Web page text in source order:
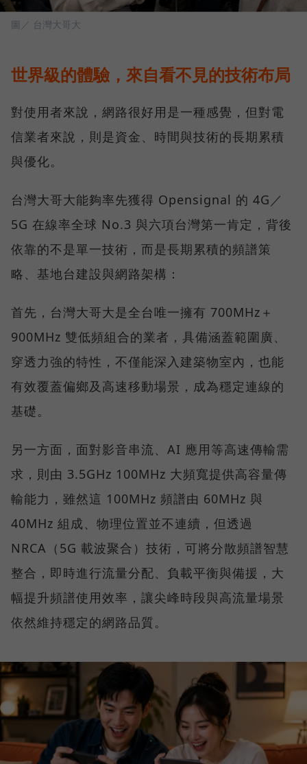
圖／ 台灣大哥大
世界級的體驗，來自看不見的技術布局
對使用者來說，網路很好用是一種感覺，但對電
信業者來說，則是資金、時間與技術的長期累積
與優化。
台灣大哥大能夠率先獲得 Opensignal 的 4G／
5G 在線率全球 No.3 與六項台灣第一肯定，背後
依靠的不是單一技術，而是長期累積的頻譜策
略、基地台建設與網路架構：
首先，台灣大哥大是全台唯一擁有 700MHz＋
900MHz 雙低頻組合的業者，具備涵蓋範圍廣、
穿透力強的特性，不僅能深入建築物室內，也能
有效覆蓋偏鄉及高速移動場景，成為穩定連線的
基礎。
另一方面，面對影音串流、AI 應用等高速傳輸需
求，則由 3.5GHz 100MHz 大頻寬提供高容量傳
輸能力，雖然這 100MHz 頻譜由 60MHz 與
40MHz 組成、物理位置並不連續，但透過
NRCA（5G 載波聚合）技術，可將分散頻譜智慧
整合，即時進行流量分配、負載平衡與備援，大
幅提升頻譜使用效率，讓尖峰時段與高流量場景
依然維持穩定的網路品質。